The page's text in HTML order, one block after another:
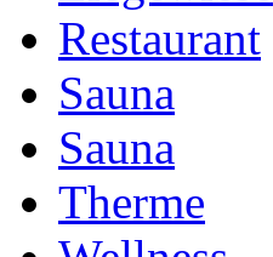
Restaurant
Sauna
Sauna
Therme